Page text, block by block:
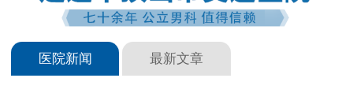
医院新闻 最新文章